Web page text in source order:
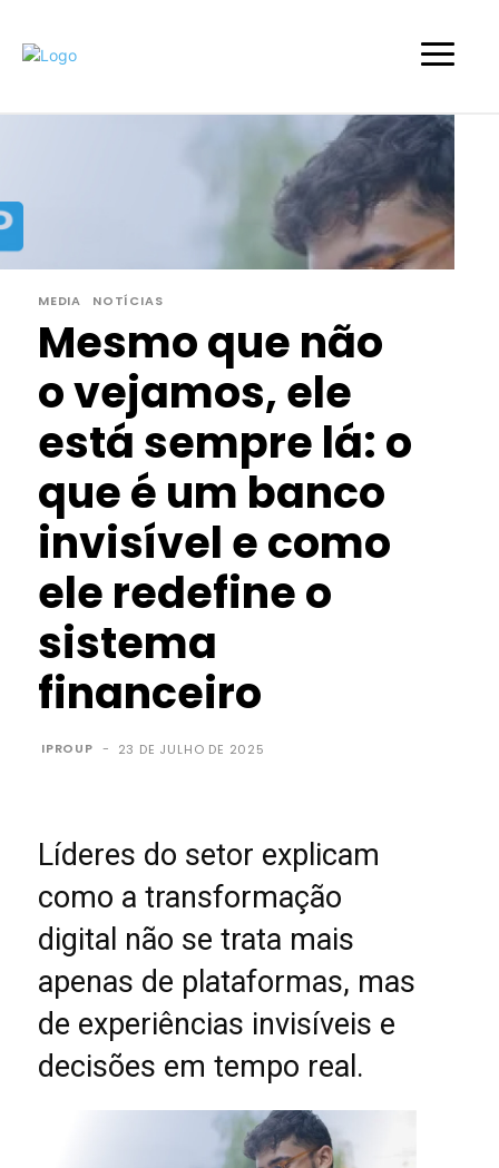
MEDIA NOTÍCIAS
Mesmo que não
o vejamos, ele
está sempre lá: o
que é um banco
invisível e como
ele redefine o
sistema
financeiro
IPROUP - 23 DE JULHO DE 2025
Líderes do setor explicam
como a transformação
digital não se trata mais
apenas de plataformas, mas
de experiências invisíveis e
decisões em tempo real.